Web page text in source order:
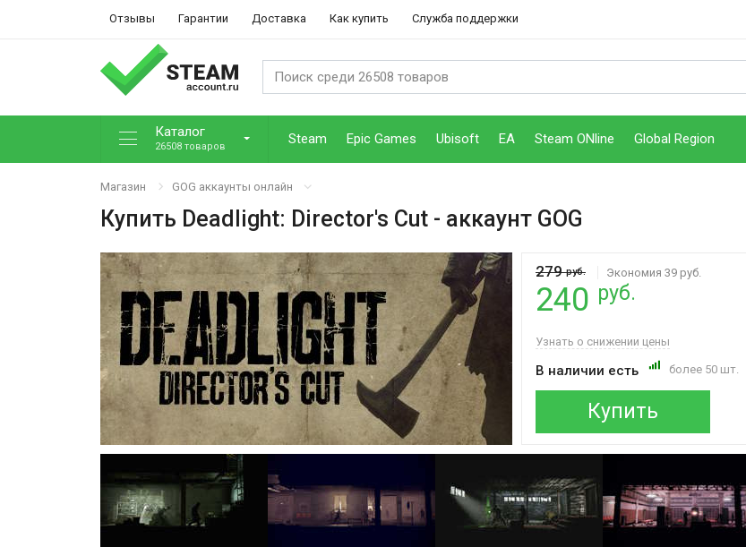
Отзывы Гарантии Доставка Как купить Служба поддержки
Каталог
26508 товаров Steam Epic Games Ubisoft EA Steam ONline Global Region
Магазин GOG аккаунты онлайн
Купить Deadlight: Director's Cut - аккаунт GOG
279руб. Экономия 39 руб.
240 руб.
Узнать о снижении цены
В наличии есть более 50 шт.
Купить